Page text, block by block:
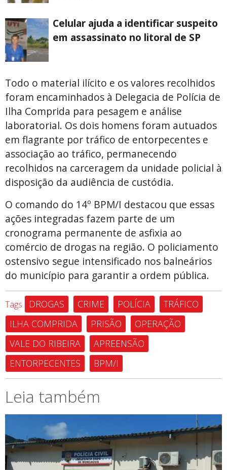
Celular ajuda a identificar suspeito
em assassinato no litoral de SP
Todo o material ilícito e os valores recolhidos
foram encaminhados à Delegacia de Polícia de
Ilha Comprida para pesagem e análise
laboratorial. Os dois homens foram autuados
em flagrante por tráfico de entorpecentes e
associação ao tráfico, permanecendo
recolhidos na carceragem da unidade policial à
disposição da audiência de custódia.
O comando do 14º BPM/I destacou que essas
ações integradas fazem parte de um
cronograma permanente de asfixia ao
comércio de drogas na região. O policiamento
ostensivo segue intensificado nos balneários
do município para garantir a ordem pública.
Tags DROGAS CRIME POLÍCIA
TRÁFICO
ILHA COMPRIDA
PRISÃO
OPERAÇÃO
VALE DO RIBEIRA
APREENSÃO
ENTORPECENTES
BPM/I
Leia também